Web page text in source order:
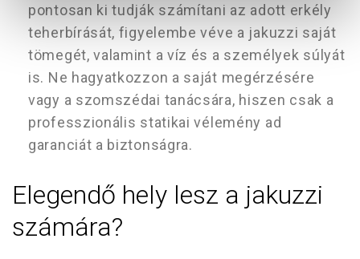
pontosan ki tudják számítani az adott erkély
teherbírását, figyelembe véve a jakuzzi saját
tömegét, valamint a víz és a személyek súlyát
is. Ne hagyatkozzon a saját megérzésére
vagy a szomszédai tanácsára, hiszen csak a
professzionális statikai vélemény ad
garanciát a biztonságra.
Elegendő hely lesz a jakuzzi
számára?